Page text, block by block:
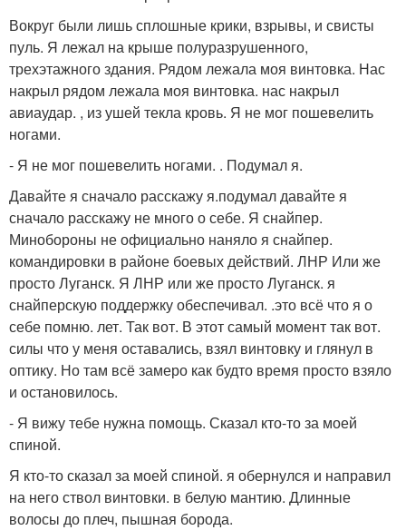
Вокруг были лишь сплошные крики, взрывы, и свисты
пуль. Я лежал на крыше полуразрушенного,
трехэтажного здания. Рядом лежала моя винтовка. Нас
накрыл рядом лежала моя винтовка. нас накрыл
авиаудар. , из ушей текла кровь. Я не мог пошевелить
ногами.
- Я не мог пошевелить ногами. . Подумал я.
Давайте я сначало расскажу я.подумал давайте я
сначало расскажу не много о себе. Я снайпер.
Минобороны не официально наняло я снайпер.
командировки в районе боевых действий. ЛНР Или же
просто Луганск. Я ЛНР или же просто Луганск. я
снайперскую поддержку обеспечивал. .это всё что я о
себе помню. лет. Так вот. В этот самый момент так вот.
силы что у меня оставались, взял винтовку и глянул в
оптику. Но там всё замеро как будто время просто взяло
и остановилось.
- Я вижу тебе нужна помощь. Сказал кто-то за моей
спиной.
Я кто-то сказал за моей спиной. я обернулся и направил
на него ствол винтовки. в белую мантию. Длинные
волосы до плеч, пышная борода.